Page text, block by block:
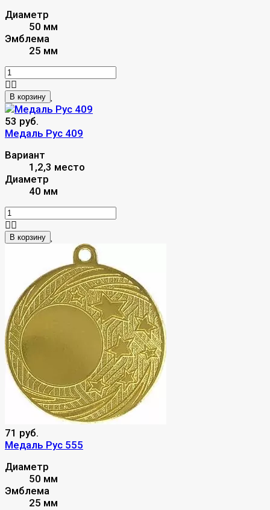
Диаметр
50 мм
Эмблема
25 мм
В корзину
53 руб.
Медаль Рус 409
Вариант
1,2,3 место
Диаметр
40 мм
В корзину
71 руб.
Медаль Рус 555
Диаметр
50 мм
Эмблема
25 мм